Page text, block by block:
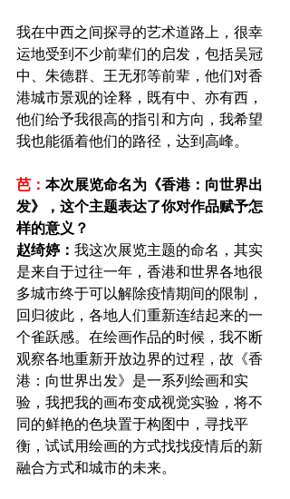
我在中西之间探寻的艺术道路上，很幸
运地受到不少前辈们的启发，包括吴冠
中、朱德群、王无邪等前辈，他们对香
港城市景观的诠释，既有中、亦有西，
他们给予我很高的指引和方向，我希望
我也能循着他们的路径，达到高峰。
芭： 本次展览命名为《香港：向世界出
发》，这个主题表达了你对作品赋予怎
样的意义？
赵绮婷： 我这次展览主题的命名，其实
是来自于过往一年，香港和世界各地很
多城市终于可以解除疫情期间的限制，
回归彼此，各地人们重新连结起来的一
个雀跃感。在绘画作品的时候，我不断
观察各地重新开放边界的过程，故《香
港：向世界出发》是一系列绘画和实
验，我把我的画布变成视觉实验，将不
同的鲜艳的色块置于构图中，寻找平
衡，试试用绘画的方式找找疫情后的新
融合方式和城市的未来。